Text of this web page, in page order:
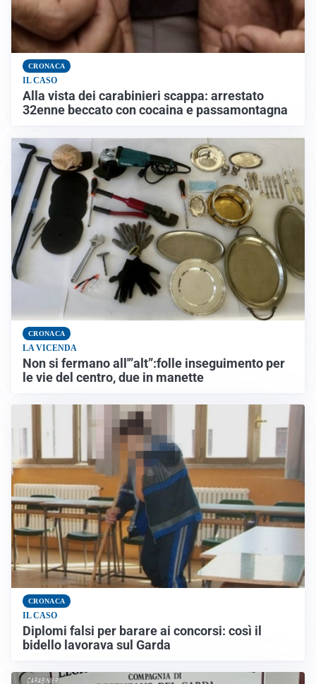
CRONACA
IL CASO
Alla vista dei carabinieri scappa: arrestato
32enne beccato con cocaina e passamontagna
CRONACA
LA VICENDA
Non si fermano all'”alt”:folle inseguimento per
le vie del centro, due in manette
CRONACA
IL CASO
Diplomi falsi per barare ai concorsi: così il
bidello lavorava sul Garda